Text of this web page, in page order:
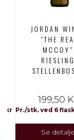
kr
JORDAN
"THE
MCCOY",
199,50
Pr./stk. ved 6
Se